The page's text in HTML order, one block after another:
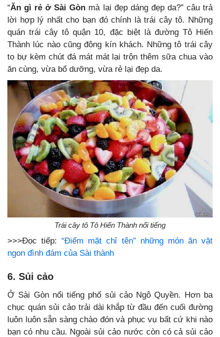
“Ăn gì rẻ ở Sài Gòn mà lại đẹp dáng đẹp da?” câu trả
lời hợp lý nhất cho bạn đó chính là trái cây tô. Những
quán trái cây tô quận 10, đặc biệt là đường Tô Hiến
Thành lúc nào cũng đông kín khách. Những tô trái cây
to bự kèm chút đá mát mát lại trộn thêm sữa chua vào
ăn cùng, vừa bổ dưỡng, vừa rẻ lại đẹp da.
Trái cây tô Tô Hiến Thành nổi tiếng
>>>Đọc tiếp:“Điểm mặt chỉ tên” những món ăn vặt
ngon đình đám của Sài thành
6. Sủi cảo
Ở Sài Gòn nổi tiếng phố sủi cảo Ngô Quyền. Hơn ba
chục quán sủi cảo trải dài khắp từ đầu đến cuối đường
luôn luôn sẵn sàng chào đón và phục vụ bất cứ khi nào
bạn có nhu cầu. Ngoài sủi cảo nước còn có cả sủi cảo